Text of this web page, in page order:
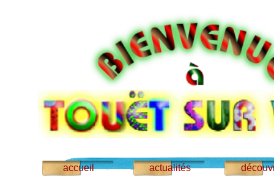
accueil actualités